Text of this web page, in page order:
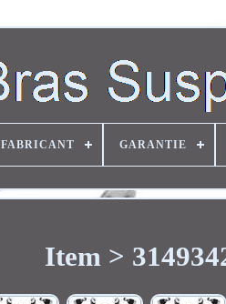
FABRICANT GARANTIE
Item >